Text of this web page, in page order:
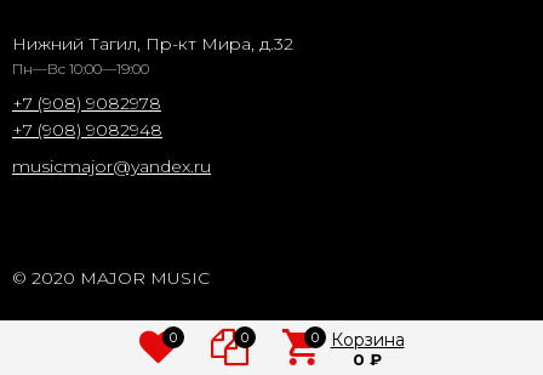
Нижний Тагил, Пр-кт Мира, д.32
Пн—Вс 10:00—19:00
+7 (908) 9082978
+7 (908) 9082948
musicmajor@yandex.ru
© 2020 MAJOR MUSIC
0 0 0 Корзина
0 ₽